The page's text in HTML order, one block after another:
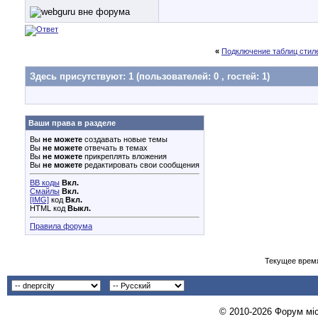
« Подключение таблиц
Здесь присутствуют: 1 (пользователей: 0 , гостей: 1)
Ваши права в разделе
Вы не можете создавать новые темы
Вы не можете отвечать в темах
Вы не можете прикреплять вложения
Вы не можете редактировать свои сообщения
BB коды Вкл.
Смайлы Вкл.
[IMG] код Вкл.
HTML код Выкл.
Правила форума
Текущее
© 2010-2026 Форум